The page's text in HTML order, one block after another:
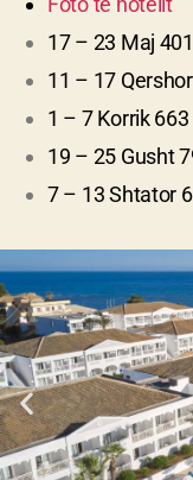
17 – 23 Maj
11 – 17
1 – 7 Korrik
19 – 25 Gusht
7 – 13 Shtator